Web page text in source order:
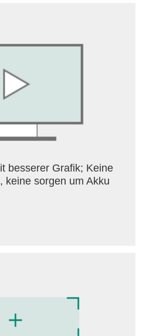
besserer Grafik; Keine
keine sorgen um Akku